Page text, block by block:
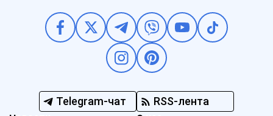
Telegram-чат RSS-лента